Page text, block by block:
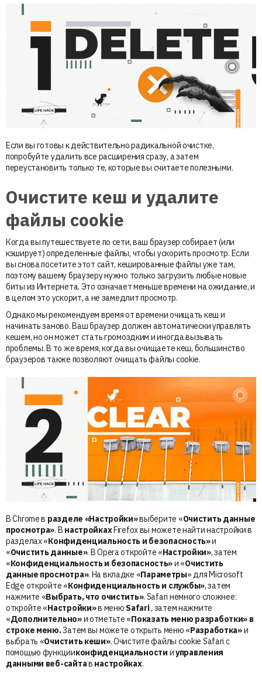
Если вы готовы к действительно радикальной очистке,
попробуйте удалить все расширения сразу, а затем
переустановить только те, которые вы считаете полезными.
Очистите кеш и удалите
файлы cookie
Когда вы путешествуете по сети, ваш браузер собирает (или
кэширует) определенные файлы, чтобы ускорить просмотр. Если
вы снова посетите этот сайт, кешированные файлы уже там,
поэтому вашему браузеру нужно только загрузить любые новые
биты из Интернета. Это означает меньше времени на ожидание, и
в целом это ускорит, а не замедлит просмотр.
Однако мы рекомендуем время от времени очищать кеш и
начинать заново. Ваш браузер должен автоматически управлять
кешем, но он может стать громоздким и иногда вызывать
проблемы. В то же время, когда вы очищаете кеш, большинство
браузеров также позволяют очищать файлы cookie.
В Chrome в разделе «Настройки»выберите «Очистить данные
просмотра». В настройкахFirefox вы можете найти настройки в
разделах «Конфиденциальность и безопасность»и
«Очистить данные». В Opera откройте «Настройки», затем
«Конфиденциальность и безопасность»и «Очистить
данные просмотра». На вкладке «Параметры» для Microsoft
Edge откройте «Конфиденциальность и службы», затем
нажмите «Выбрать, что очистить». Safari немного сложнее:
откройте «Настройки»в меню Safari, затем нажмите
«Дополнительно»и отметьте «Показать меню разработки» в
строке меню.Затем вы можете открыть меню «Разработка»и
выбрать «Очистить кеши». Очистите файлы cookie Safari с
помощью функцииконфиденциальности иуправления
данными веб-сайтав настройках.